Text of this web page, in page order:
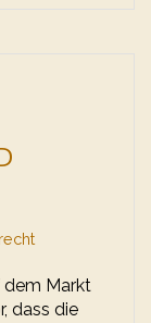
dem Markt
dass die